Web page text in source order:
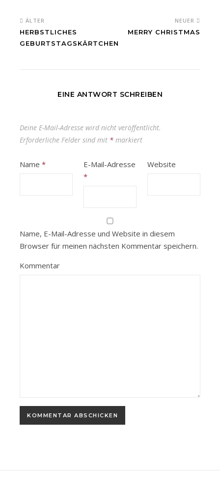
ÄLTER
HERBSTLICHES
GEBURTSTAGSKÄRTCHEN
NEUER
MERRY CHRISTMAS
EINE ANTWORT SCHREIBEN
Deine E-Mail-Adresse wird nicht veröffentlicht.
Erforderliche Felder sind mit * markiert
Name *
E-Mail-Adresse
*
Website
Name, E-Mail-Adresse und Website in diesem
Browser für meinen nächsten Kommentar speichern.
Kommentar